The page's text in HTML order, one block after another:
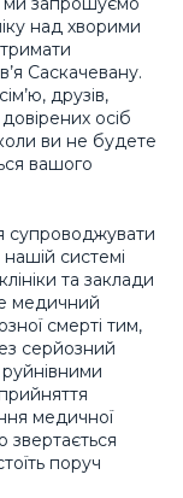
над хворими
Саскачевану.
друзів,
осіб
ви не будете
вашого
супроводжувати
нашій системі
та заклади
медичний
смерті тим,
серйозний
медичної
звертається
поруч